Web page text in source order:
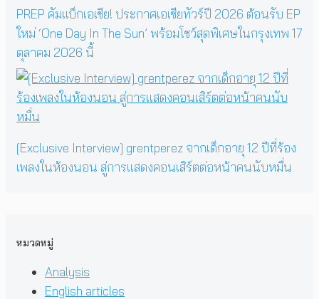
PREP คัมแบ็กเอเชีย! ประกาศเอเชียทัวร์ปี 2026 ต้อนรับ EP
ใหม่ ‘One Day In The Sun’ พร้อมโชว์สุดพิเศษในกรุงเทพ 17
ตุลาคม 2026 นี้
[Exclusive Interview] grentperez จากเด็กอายุ 12 ปีที่ร้อง
เพลงในห้องนอน สู่การแสดงคอนเสิร์ตต่อหน้าคนนับหมื่น
หมวดหมู่
Analysis
English articles